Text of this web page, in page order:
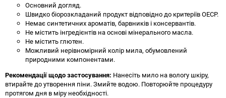
Основний догляд.
Швидко біорозкладаний продукт відповідно до критеріїв ОЕСР.
Немає синтетичних ароматів, барвників і консервантів.
Не містить інгредієнтів на основі мінерального масла.
Не містить глютен.
Можливий нерівномірний колір мила, обумовлений
природними компонентами.
Рекомендації щодо застосування: Нанесіть мило на вологу шкіру,
втирайте до утворення піни. Змийте водою. Повторюйте процедуру
протягом дня в міру необхідності.